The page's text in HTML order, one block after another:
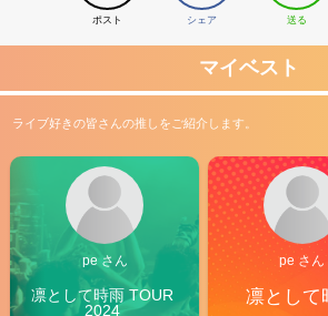
ポスト シェア 送る
マイベスト
ライブ好きの皆さんの推しをご紹介します。
pe さん
凛として時雨 TOUR
2024
pe さん
凛として